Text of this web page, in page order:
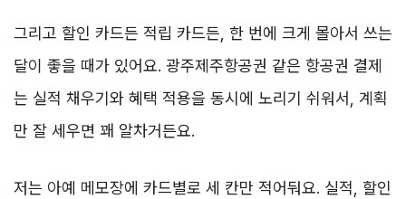
그리고 할인 카드든 적립 카드든, 한 번에 크게 몰아서 쓰는
달이 좋을 때가 있어요. 광주제주항공권 같은 항공권 결제
는 실적 채우기와 혜택 적용을 동시에 노리기 쉬워서, 계획
만 잘 세우면 꽤 알차거든요.
저는 아예 메모장에 카드별로 세 칸만 적어둬요. 실적, 할인